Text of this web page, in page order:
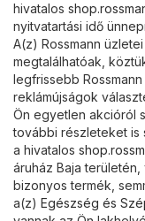
hivatalos
nyitvatartási idő
A(z) Rossmann
megtalálhatóak,
legfrissebb
reklámújságok
Ön egyetlen akcióról
további részleteket is
a hivatalos
áruház Baja
bizonyos termék,
a(z) Egészség és